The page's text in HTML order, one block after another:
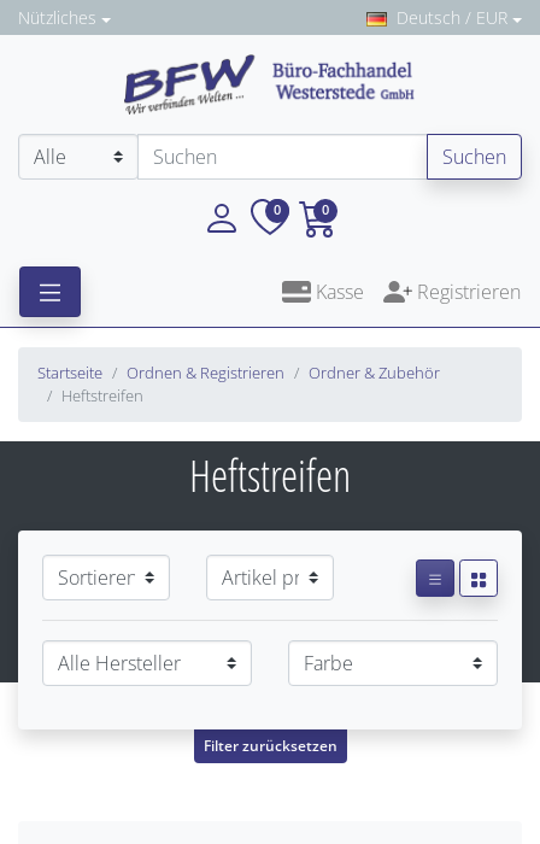
Nützliches Deutsch / EUR
Suchen
0 0
Kasse Registrieren
Startseite Ordnen & Registrieren
Ordner & Zubehör
Heftstreifen
Heftstreifen
Filter zurücksetzen